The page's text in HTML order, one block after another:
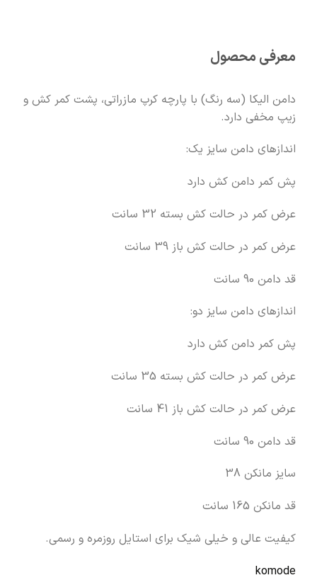
معرفی محصول
دامن الیکا (سه رنگ) با پارچه کرپ مازراتی، پشت کمر کش و
زیپ مخفی دارد.
اندازهای دامن سایز یک:
پش کمر دامن کش دارد
عرض کمر در حالت کش بسته 32 سانت
عرض کمر در حالت کش باز 39 سانت
قد دامن 90 سانت
اندازهای دامن سایز دو:
پش کمر دامن کش دارد
عرض کمر در حالت کش بسته 35 سانت
عرض کمر در حالت کش باز 41 سانت
قد دامن 90 سانت
سایز مانکن 38
قد مانکن 165 سانت
کیفیت عالی و خیلی شیک برای استایل روزمره و رسمی.
komode